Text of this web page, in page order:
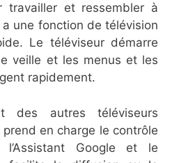
travailler et ressembler à
une fonction de télévision
Le téléviseur démarre
veille et les menus et les
rapidement.
des autres téléviseurs
en charge le contrôle
Google et le